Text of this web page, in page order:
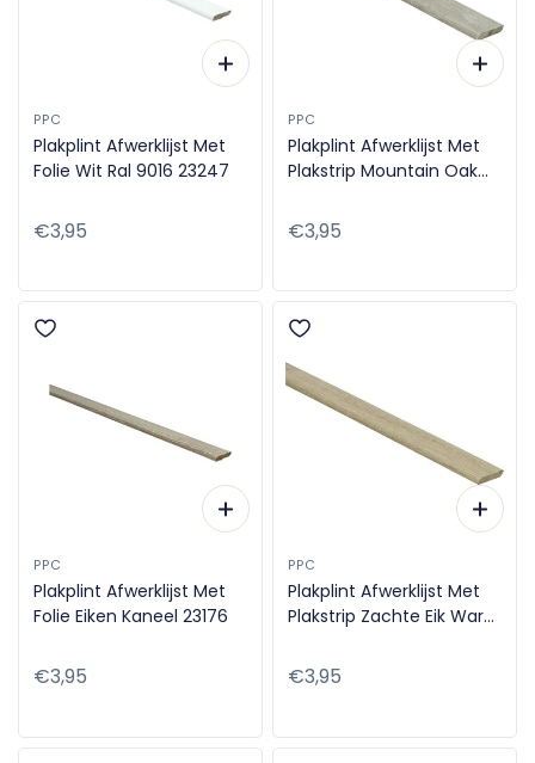
PPC
Plakplint Afwerklijst Met
Folie Wit Ral 9016 23247
Normale
€3,95
PPC
Plakplint Afwerklijst Met
Plakstrip Mountain Oak
Normale
€3,95
PPC
Plakplint Afwerklijst Met
Folie Eiken Kaneel 23176
Normale
€3,95
PPC
Plakplint Afwerklijst Met
Plakstrip Zachte Eik Warm
Normale
€3,95